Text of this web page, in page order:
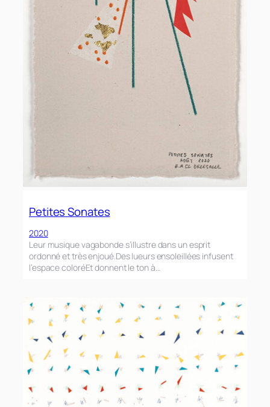
Petites Sonates
2020
Leur musique vagabonde s’illustre dans un esprit
ordonné et très enjoué.Des lueurs ensoleillées infusent
l’espace coloréEt donnent le ton à…